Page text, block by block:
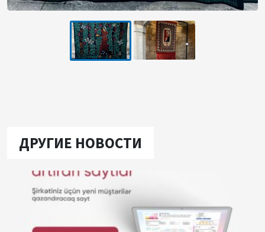
ДРУГИЕ НОВОСТИ